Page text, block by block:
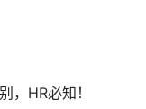
，HR必知！